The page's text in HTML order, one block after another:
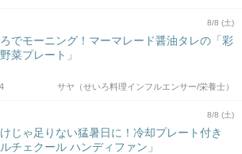
8/8 (土)
でモーニング！マーマレード醤油タレの「彩
菜プレート」
サヤ（せいろ料理インフルエンサー/栄養士）
8/8 (土)
じゃ足りない猛暑日に！冷却プレート付き
ルチェクール ハンディファン」